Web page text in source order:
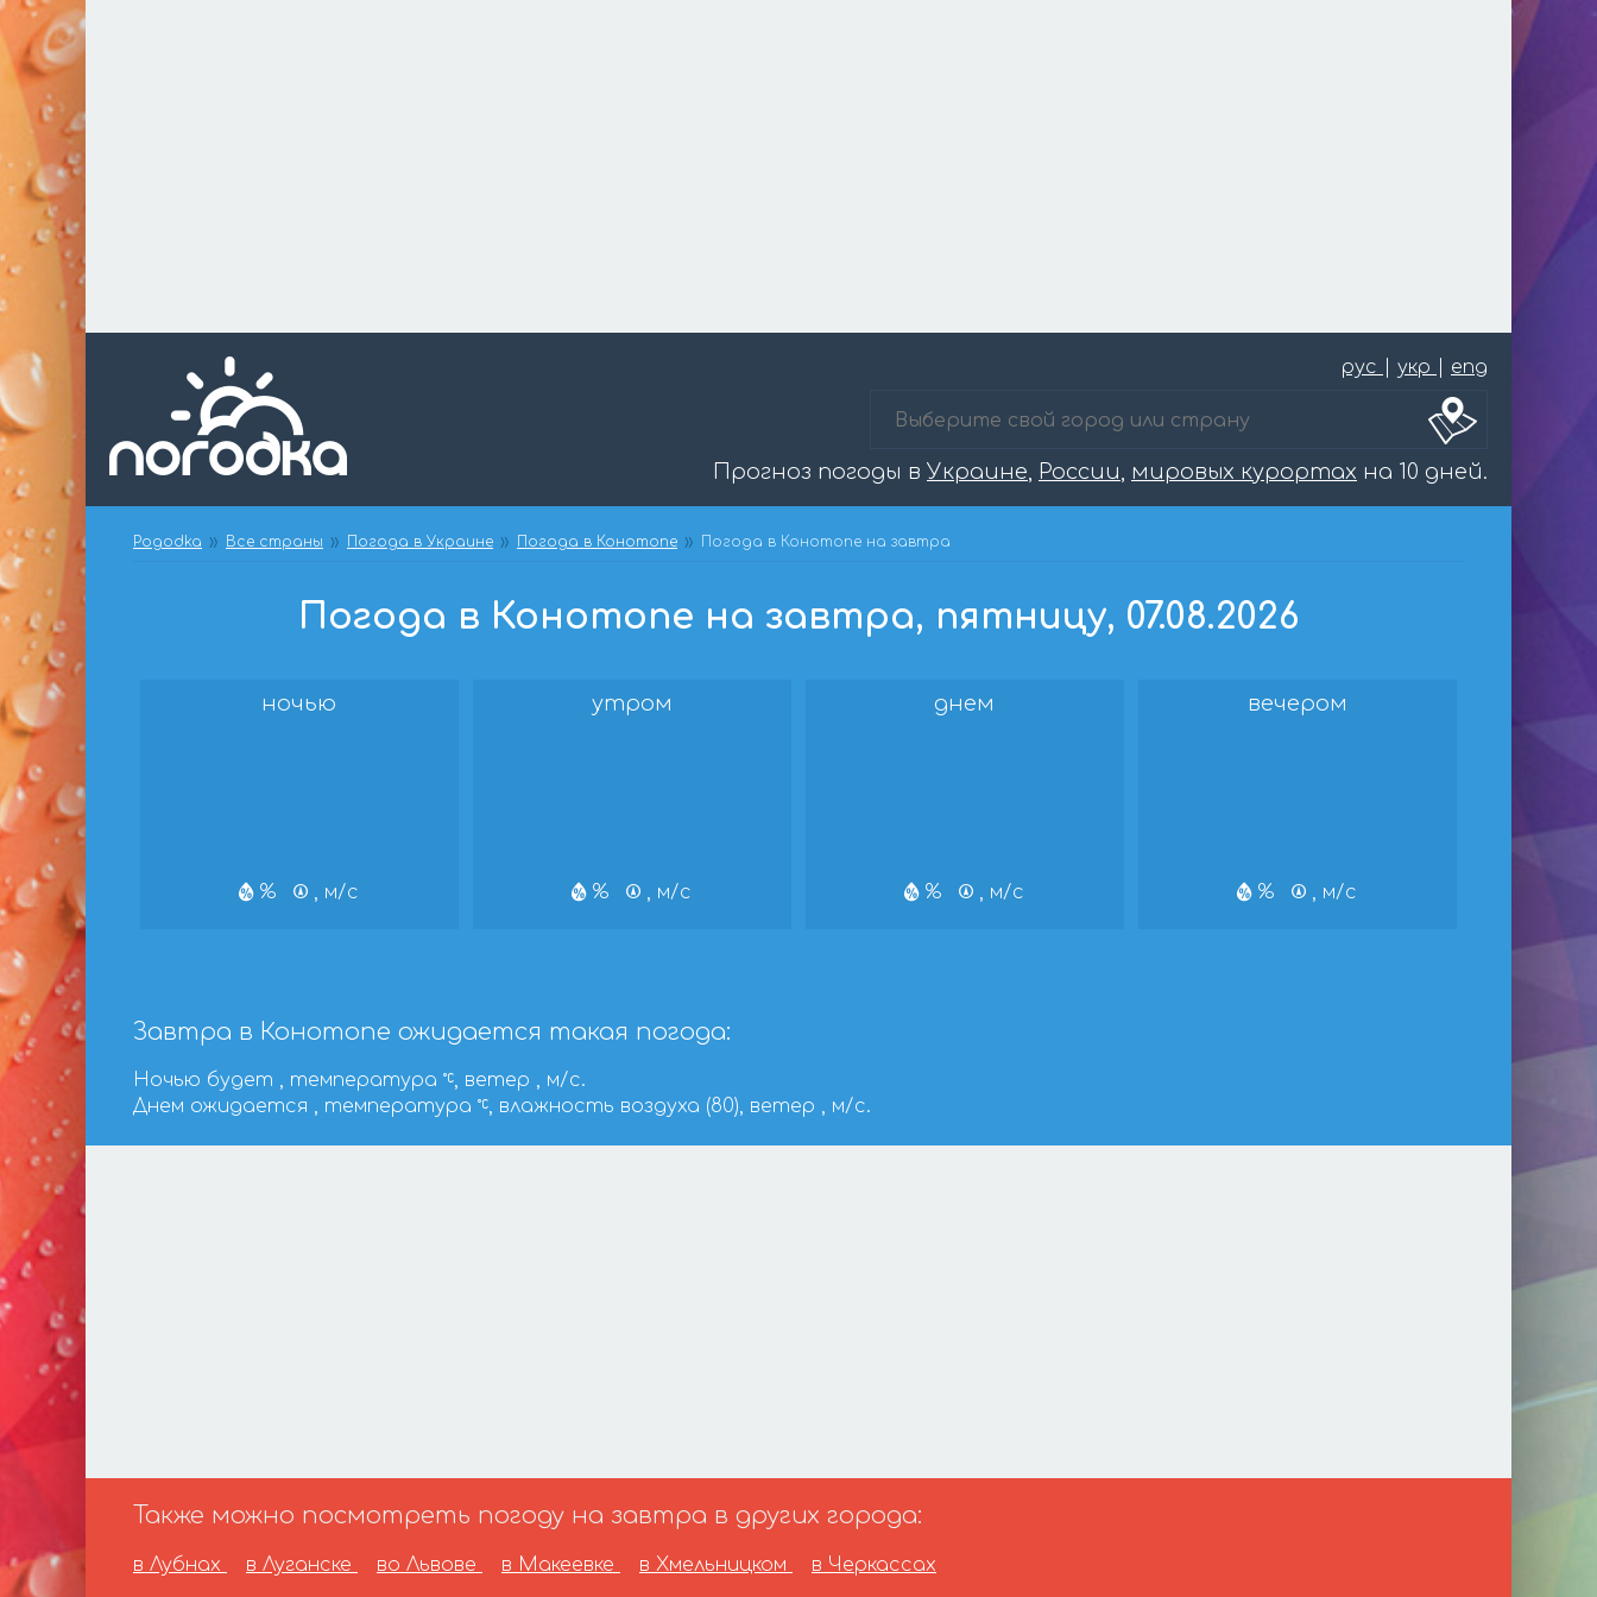
рус укр eng
Прогноз погоды в Украине, России, мировых курортах на 10 дней.
Pogodka Все страны Погода в Украине Погода в Конотопе Погода в Конотопе на завтра
Погода в Конотопе на завтра, пятницу, 07.08.2026
ночью
% , м/с
утром
% , м/с
днем
% , м/с
вечером
% , м/с
Завтра в Конотопе ожидается такая погода:
Ночью будет , температура
, ветер , м/с.
Днем ожидается , температура
, влажность воздуха (80), ветер , м/с.
Также можно посмотреть погоду на завтра в других города:
в Лубнах в Луганске во Львове в Макеевке в Хмельницком в Черкассах